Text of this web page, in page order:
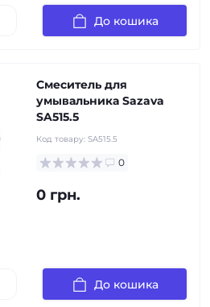
До кошика
Смеситель для
умывальника Sazava
SA515.5
Код товару: SA515.5
0
0 грн.
До кошика